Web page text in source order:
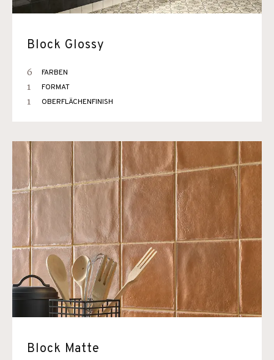
Block Glossy
6 FARBEN
1 FORMAT
1 OBERFLÄCHENFINISH
Block Matte